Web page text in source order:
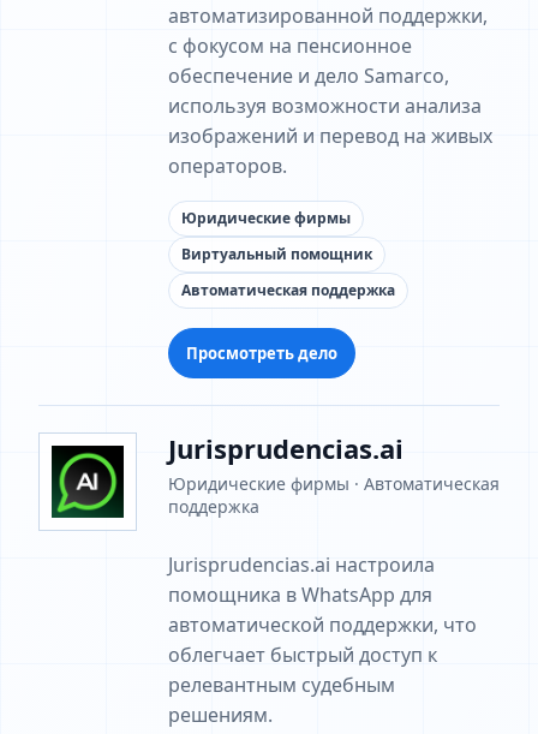
автоматизированной поддержки,
с фокусом на пенсионное
обеспечение и дело Samarco,
используя возможности анализа
изображений и перевод на живых
операторов.
Юридические фирмы
Виртуальный помощник
Автоматическая поддержка
Просмотреть дело
Jurisprudencias.ai
Юридические фирмы · Автоматическая
поддержка
Jurisprudencias.ai настроила
помощника в WhatsApp для
автоматической поддержки, что
облегчает быстрый доступ к
релевантным судебным
решениям.